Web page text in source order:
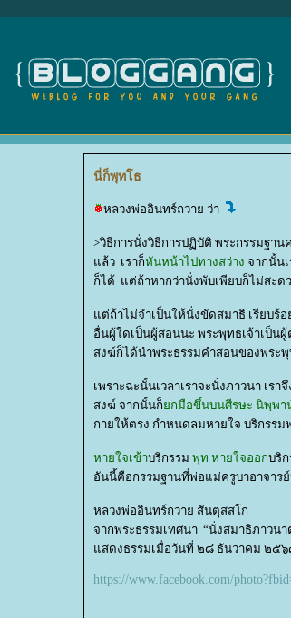
นี่ก็พุทโธ
หลวงพ่ออินทร์ถวาย ว่า
>วิธีการนั่งวิธีการปฏิบัติ พระกรรมฐา
ล้ว เราก็หันหน้าไปทางสว่าง จากนั้น
ก็ได้ แต่ถ้าหากว่านั่งพับเพียบก็ไม่สะด
ต่ถ้าไม่จำเป็นให้นั่งขัดสมาธิ เรียบร้อ
อื่นผู้ใดเป็นผู้สอนนะ พระพุทธเจ้าเป็น
สงฆ์ก็ได้นำพระธรรมคำสอนของพระพุ
เพราะฉะนั้นเวลาเราจะนั่งภาวนา เ
สงฆ์ จากนั้นก็กมือขึ้นบนศีรษะ นิพฺพา
กายให้ตรง กำหนดลมหายใจ บริกรรม
หายใจเข้าบริกรรม พุท หายใจออกบริ
อันนี้คือกรรมฐานที่พ่อแม่ครูบาอาจาร
หลวงพ่ออินทร์ถวาย สันตุสสโก
จากพระธรรมเทศนา “นั่งสมาธิภาวน
สดงธรรมเมื่อวันที่ ๒๘ ธันวาคม ๒๕
https://www.facebook.com/